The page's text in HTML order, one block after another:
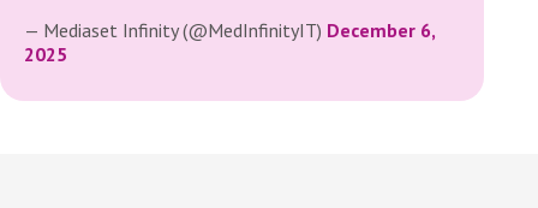
— Mediaset Infinity (@MedInfinityIT) December 6,
2025